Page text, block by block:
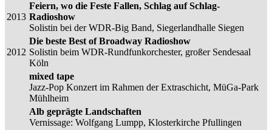
2013
Feiern, wo die Feste Fallen, Schlag auf Schlag-
Radioshow
Solistin bei der WDR-Big Band, Siegerlandhalle Siegen
2012
Die beste Best of Broadway Radioshow
Solistin beim WDR-Rundfunkorchester, großer Sendesaal
Köln
mixed tape
Jazz-Pop Konzert im Rahmen der Extraschicht, MüGa-Park
Mühlheim
Alb geprägte Landschaften
Vernissage: Wolfgang Lumpp, Klosterkirche Pfullingen